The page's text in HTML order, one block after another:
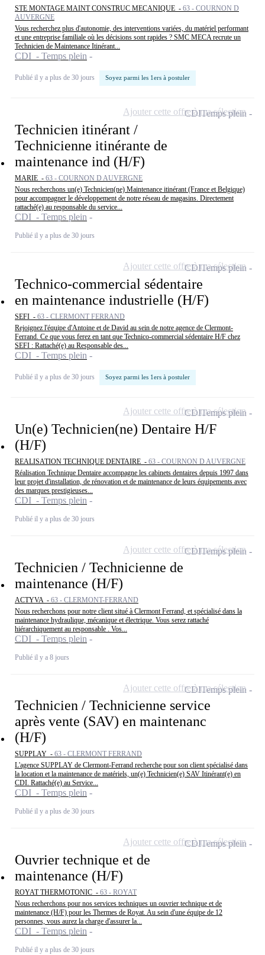
STE MONTAGE MAINT CONSTRUC MECANIQUE - 63 - COURNON D
AUVERGNE
Vous recherchez plus d'autonomie, des interventions variées, du matériel performant
et une entreprise familiale où les décisions sont rapides ? SMC MECA recrute un
Technicien de Maintenance Itinérant...
CDI - Temps plein
Publié il y a plus de 30 jours Soyez parmi les 1ers à postuler
Technicien itinérant /
Technicienne itinérante de
maintenance ind (H/F)
MARIE - 63 - COURNON D AUVERGNE
Nous recherchons un(e) Technicien(ne) Maintenance itinérant (France et Belgique)
pour accompagner le développement de notre réseau de magasins. Directement
rattaché(e) au responsable du service...
CDI - Temps plein
Publié il y a plus de 30 jours
CDITemps plein
Ajouter cette offre à ma sélection
Technico-commercial sédentaire
en maintenance industrielle (H/F)
SEFI - 63 - CLERMONT FERRAND
Rejoignez l'équipe d'Antoine et de David au sein de notre agence de Clermont-
Ferrand. Ce que vous ferez en tant que Technico-commercial sédentaire H/F chez
SEFI : Rattaché(e) au Responsable des...
CDI - Temps plein
Publié il y a plus de 30 jours Soyez parmi les 1ers à postuler
CDITemps plein
Ajouter cette offre à ma sélection
Un(e) Technicien(ne) Dentaire H/F
(H/F)
REALISATION TECHNIQUE DENTAIRE - 63 - COURNON D AUVERGNE
Réalisation Technique Dentaire accompagne les cabinets dentaires depuis 1997 dans
leur projet d'installation, de rénovation et de maintenance de leurs équipements avec
des marques prestigieuses...
CDI - Temps plein
Publié il y a plus de 30 jours
CDITemps plein
Ajouter cette offre à ma sélection
Technicien / Technicienne de
maintenance (H/F)
ACTYVA - 63 - CLERMONT-FERRAND
Nous recherchons pour notre client situé à Clermont Ferrand, et spécialisé dans la
maintenance hydraulique, mécanique et électrique. Vous serez rattaché
hiérarchiquement au responsable . Vos...
CDI - Temps plein
Publié il y a 8 jours
CDITemps plein
Ajouter cette offre à ma sélection
Technicien / Technicienne service
après vente (SAV) en maintenanc
(H/F)
SUPPLAY - 63 - CLERMONT FERRAND
L'agence SUPPLAY de Clermont-Ferrand recherche pour son client spécialisé dans
la location et la maintenance de matériels, un(e) Technicien(e) SAV Itinérant(e) en
CDI. Rattaché(e) au Service...
CDI - Temps plein
Publié il y a plus de 30 jours
CDITemps plein
Ajouter cette offre à ma sélection
Ouvrier technique et de
maintenance (H/F)
ROYAT THERMOTONIC - 63 - ROYAT
Nous recherchons pour nos services techniques un ouvrier technique et de
maintenance (H/F) pour les Thermes de Royat. Au sein d'une équipe de 12
personnes, vous aurez la charge d'assurer la...
CDI - Temps plein
Publié il y a plus de 30 jours
CDITemps plein
Ajouter cette offre à ma sélection